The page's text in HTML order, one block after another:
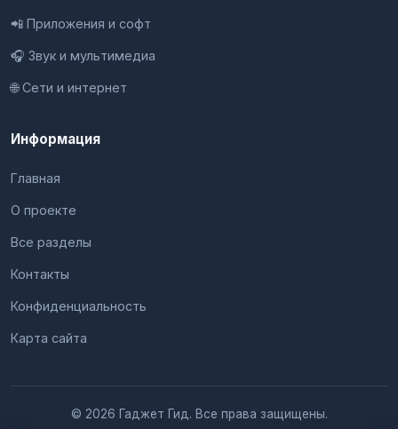
📲 Приложения и софт
🎧 Звук и мультимедиа
🌐 Сети и интернет
Информация
Главная
О проекте
Все разделы
Контакты
Конфиденциальность
Карта сайта
© 2026 Гаджет Гид. Все права защищены.